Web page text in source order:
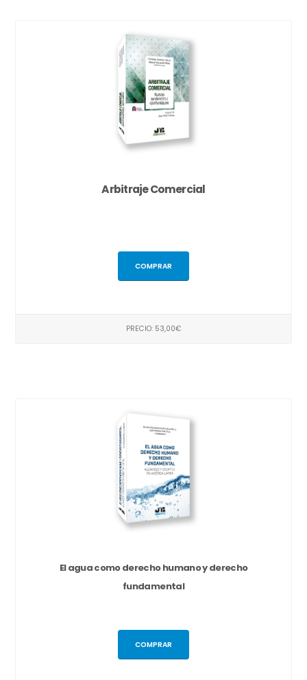
Arbitraje Comercial
COMPRAR
PRECIO: 53,00€
El agua como derecho humano y derecho
fundamental
COMPRAR